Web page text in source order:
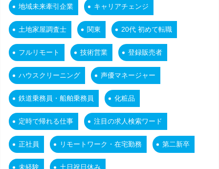
地域未来牽引企業 キャリアチェンジ
土地家屋調査士 関東 20代 初めて転職
フルリモート 技術営業 登録販売者
ハウスクリーニング 声優マネージャー
鉄道乗務員・船舶乗務員 化粧品
定時で帰れる仕事 注目の求人検索ワード
正社員 リモートワーク・在宅勤務 第二新卒
未経験 土日祝日休み